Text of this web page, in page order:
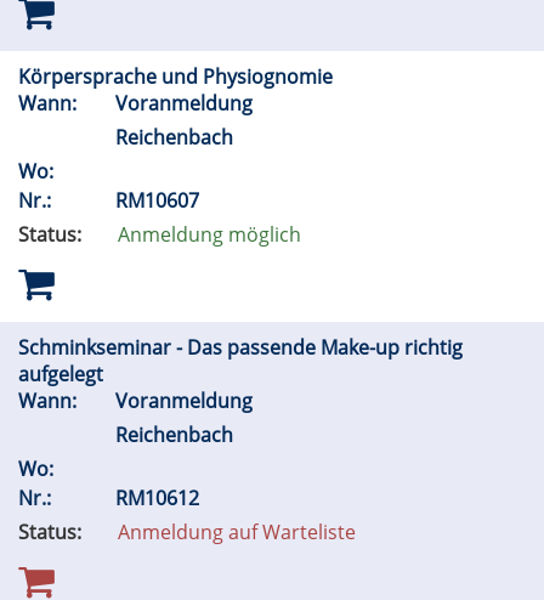
Körpersprache und Physiognomie
Wann:
Voranmeldung
Reichenbach
Wo:
Nr.:
RM10607
Status:
Anmeldung möglich
Schminkseminar - Das passende Make-up richtig
aufgelegt
Wann:
Voranmeldung
Reichenbach
Wo:
Nr.:
RM10612
Status:
Anmeldung auf Warteliste